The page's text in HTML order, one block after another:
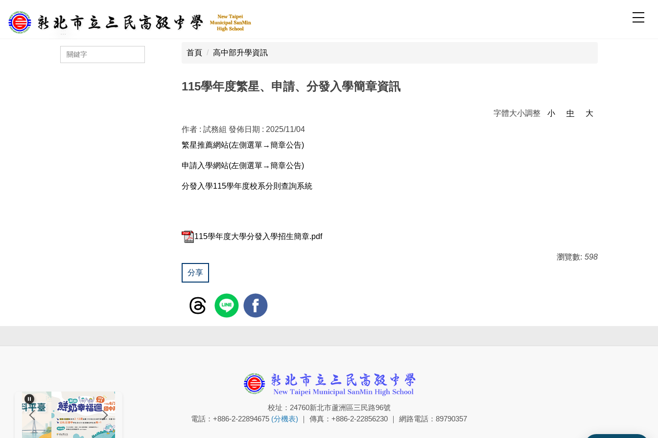
到
主
:::
首頁 高中部升學資訊
115學年度繁星、申請、分發入學簡章資訊
字體大小調整 小 中
大
作者 :試務組發佈日期 : 2025/11/04
繁星推薦網站(左側選單→簡章公告)
申請入學網站(左側選單→簡章公告)
分發入學115學年度校系分則查詢系統
115學年度大學分發入學招生簡章.pdf
瀏覽數: 598
分享
校址：24760新北市蘆洲區三民路96號
電話：+886-2-22894675 (分機表) ｜ 傳真：+886-2-22856230 ｜ 網路電話：89790357